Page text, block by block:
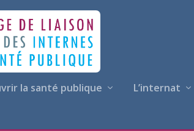
la santé publique L’internat